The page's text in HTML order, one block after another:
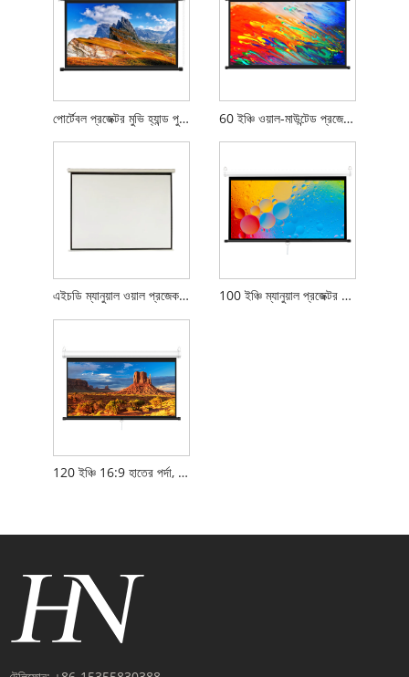
পোর্টেবল প্রজেক্টর মুভি হ্যান্ড পুল স্ক্রীন 60 ইঞ্চি ওয়াল-মাউন্টেড প্রজেকশন স্ক্রীন
এইচডি ম্যানুয়াল ওয়াল প্রজেকশন স্ক্রিন 100 ইঞ্চি ম্যানুয়াল প্রজেক্টর স্ক্রীন 16:9 HD
120 ইঞ্চি 16:9 হাতের পর্দা, দেয়ালে ঝুলছে